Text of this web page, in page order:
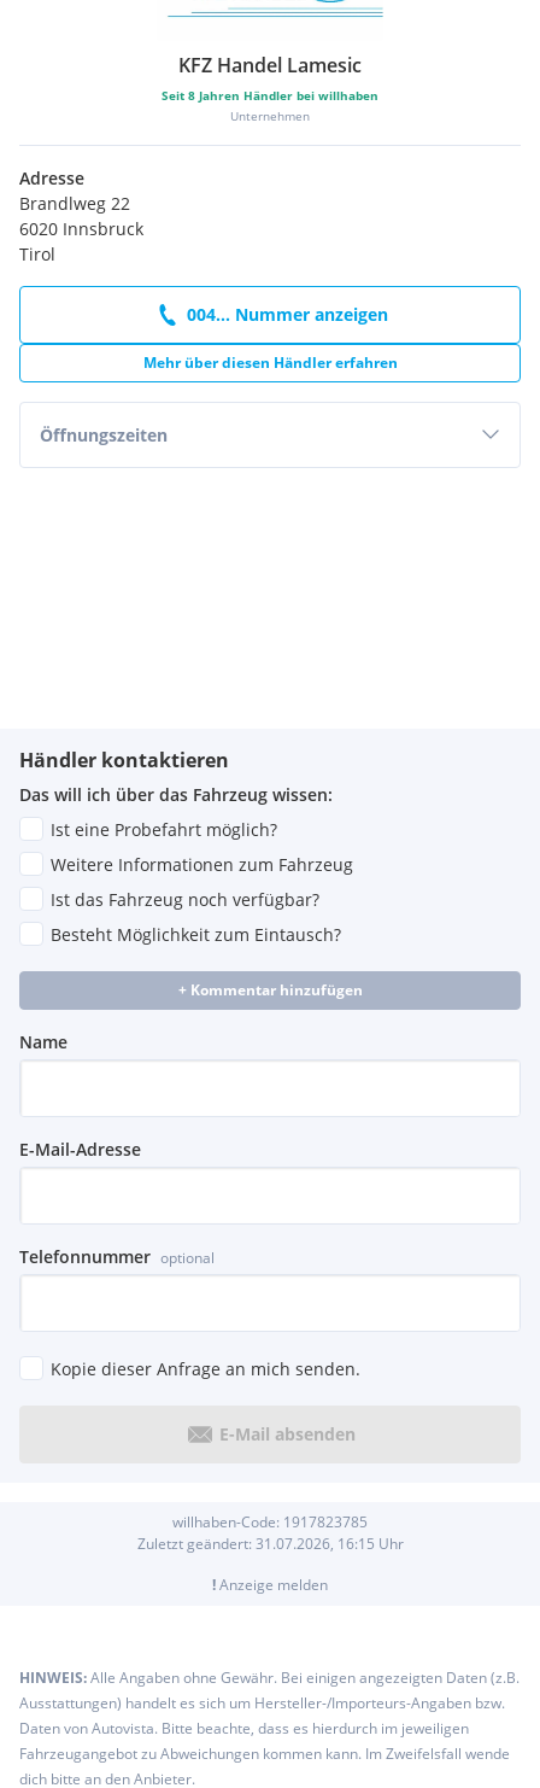
KFZ Handel Lamesic
Seit 8 Jahren Händler bei willhaben
Unternehmen
Adresse
Brandlweg 22
6020 Innsbruck
Tirol
004... Nummer anzeigen
Mehr über diesen Händler erfahren
Öffnungszeiten
Händler kontaktieren
Das will ich über das Fahrzeug wissen:
Ist eine Probefahrt möglich?
Weitere Informationen zum Fahrzeug
Ist das Fahrzeug noch verfügbar?
Besteht Möglichkeit zum Eintausch?
+ Kommentar hinzufügen
Name
E-Mail-Adresse
Telefonnummer optional
Kopie dieser Anfrage an mich senden.
E-Mail absenden
willhaben-Code: 1917823785
Zuletzt geändert: 31.07.2026, 16:15 Uhr
!Anzeige melden
HINWEIS:Alle Angaben ohne Gewähr. Bei einigen angezeigten Daten (z.B.
Ausstattungen) handelt es sich um Hersteller-/Importeurs-Angaben bzw.
Daten von Autovista. Bitte beachte, dass es hierdurch im jeweiligen
Fahrzeugangebot zu Abweichungen kommen kann. Im Zweifelsfall wende
dich bitte an den Anbieter.